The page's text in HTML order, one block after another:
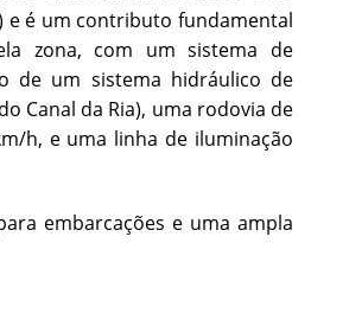
e é um contributo fundamental
zona, com um sistema de
de um sistema hidráulico de
Canal da Ria), uma rodovia de
h, e uma linha de iluminação
embarcações e uma ampla